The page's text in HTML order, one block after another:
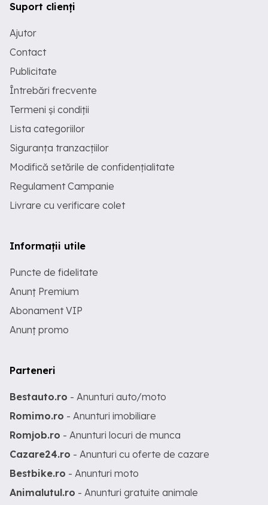
Suport clienți
Ajutor
Contact
Publicitate
Întrebări frecvente
Termeni și condiții
Lista categoriilor
Siguranța tranzacțiilor
Modifică setările de confidențialitate
Regulament Campanie
Livrare cu verificare colet
Informații utile
Puncte de fidelitate
Anunț Premium
Abonament VIP
Anunț promo
Parteneri
Bestauto.ro - Anunturi auto/moto
Romimo.ro - Anunturi imobiliare
Romjob.ro - Anunturi locuri de munca
Cazare24.ro - Anunturi cu oferte de cazare
Bestbike.ro - Anunturi moto
Animalutul.ro - Anunturi gratuite animale